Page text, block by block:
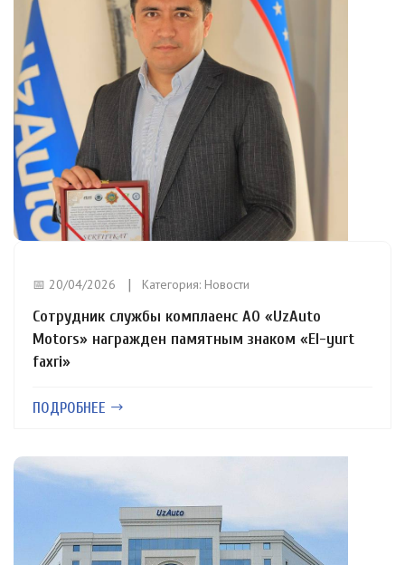
📅 20/04/2026 Категория: Новости
Сотрудник службы комплаенс АО «UzAuto
Motors» награжден памятным знаком «El-yurt
faxri»
ПОДРОБНЕЕ